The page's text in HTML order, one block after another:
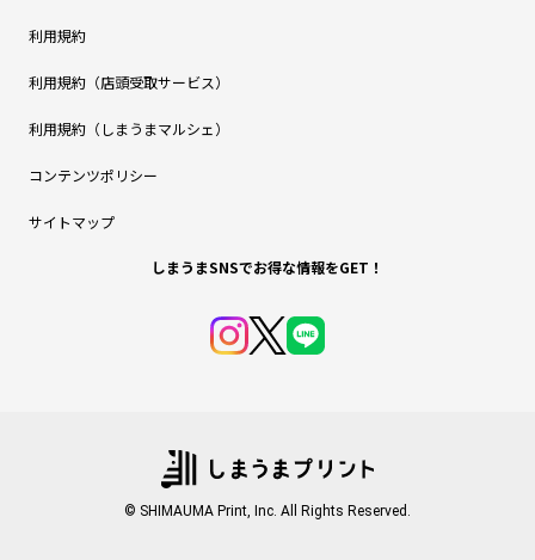
利用規約
利用規約（店頭受取サービス）
利用規約（しまうまマルシェ）
コンテンツポリシー
サイトマップ
しまうまSNSでお得な情報をGET！
© SHIMAUMA Print, Inc. All Rights Reserved.